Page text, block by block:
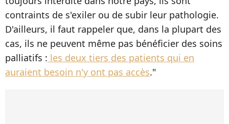
contraints de s'exiler ou de subir leur pathologie.
D'ailleurs, il faut rappeler que, dans la plupart des
cas, ils ne peuvent même pas bénéficier des soins
palliatifs : les deux tiers des patients qui en
auraient besoin n'y ont pas accès."